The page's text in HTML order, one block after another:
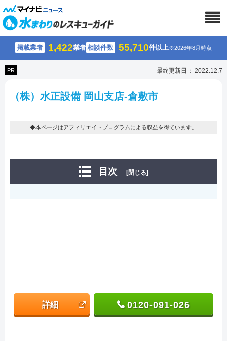
掲載業者 1,422業者相談件数 55,710件以上※2026年8月時点
PR 最終更新日： 2022.12.7
（株）水正設備 岡山支店-倉敷市
◆本ページはアフィリエイトプログラムによる収益を得ています。
目次 [閉じる]
詳細 0120-091-026